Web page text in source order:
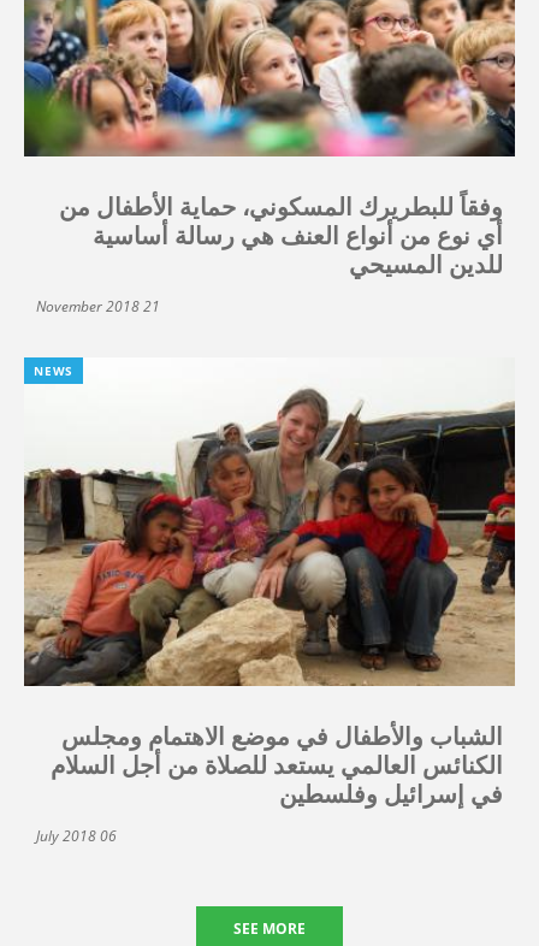
وفقاً للبطريرك المسكوني، حماية الأطفال من
أي نوع من أنواع العنف هي رسالة أساسية
للدين المسيحي
21 November 2018
NEWS
الشباب والأطفال في موضع الاهتمام ومجلس
الكنائس العالمي يستعد للصلاة من أجل السلام
في إسرائيل وفلسطين
06 July 2018
SEE MORE